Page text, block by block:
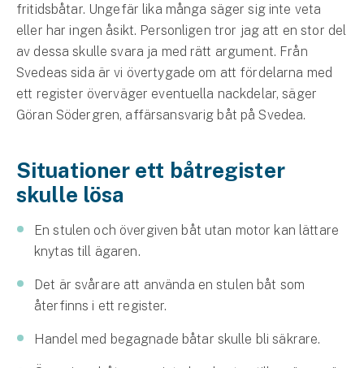
Bostadsrättsförsäkring
Hyresrättsförsäkring
Fritidshusförsäkring
Företag
Bilförsäkring för företag
Släpvagnsförsäkring
Drönarförsäkring
För förmedlare
Gruppförsäkringar
fritidsbåtar. Ungefär lika många säger sig inte veta
eller har ingen åsikt. Personligen tror jag att en stor del
av dessa skulle svara ja med rätt argument. Från
Svedeas sida är vi övertygade om att fördelarna med
ett register överväger eventuella nackdelar, säger
Göran Södergren, affärsansvarig båt på Svedea.
Situationer ett båtregister
skulle lösa
En stulen och övergiven båt utan motor kan lättare
knytas till ägaren.
Det är svårare att använda en stulen båt som
återfinns i ett register.
Handel med begagnade båtar skulle bli säkrare.